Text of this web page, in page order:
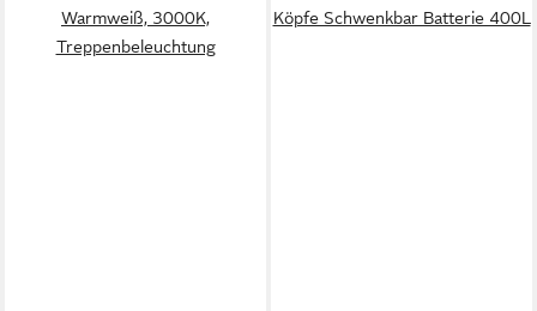
Warmweiß, 3000K,
Treppenbeleuchtung
Köpfe Schwenkbar Batterie 400L